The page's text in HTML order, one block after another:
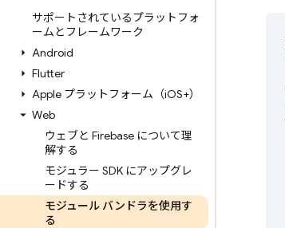
サポートされているプラットフォ
ームとフレームワーク
Android
Flutter
Apple プラットフォーム（iOS+）
Web
ウェブと Firebase について理
解する
モジュラー SDK にアップグレ
ードする
モジュール バンドラを使用す
る